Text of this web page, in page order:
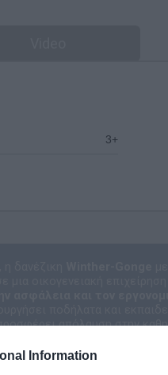
Information
3+
απόλαυση στην
την καινοτομία με τη